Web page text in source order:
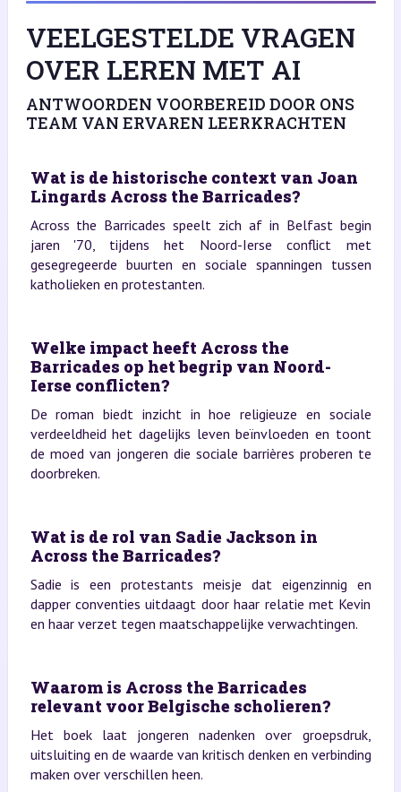
VEELGESTELDE VRAGEN
OVER LEREN MET AI
ANTWOORDEN VOORBEREID DOOR ONS
TEAM VAN ERVAREN LEERKRACHTEN
Wat is de historische context van Joan
Lingards Across the Barricades?
Across the Barricades speelt zich af in Belfast begin
jaren '70, tijdens het Noord-Ierse conflict met
gesegregeerde buurten en sociale spanningen tussen
katholieken en protestanten.
Welke impact heeft Across the
Barricades op het begrip van Noord-
Ierse conflicten?
De roman biedt inzicht in hoe religieuze en sociale
verdeeldheid het dagelijks leven beïnvloeden en toont
de moed van jongeren die sociale barrières proberen te
doorbreken.
Wat is de rol van Sadie Jackson in
Across the Barricades?
Sadie is een protestants meisje dat eigenzinnig en
dapper conventies uitdaagt door haar relatie met Kevin
en haar verzet tegen maatschappelijke verwachtingen.
Waarom is Across the Barricades
relevant voor Belgische scholieren?
Het boek laat jongeren nadenken over groepsdruk,
uitsluiting en de waarde van kritisch denken en verbinding
maken over verschillen heen.